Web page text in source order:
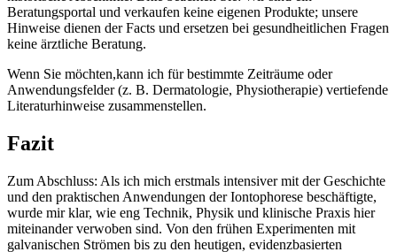
Beratungsportal und verkaufen keine eigenen Produkte; unsere
Hinweise dienen der⁣ Facts‍ und​ ersetzen‍ bei gesundheitlichen ​Fragen
keine ärztliche Beratung.
Wenn Sie möchten,kann ich ⁣für bestimmte Zeiträume oder
Anwendungsfelder (z.‍ B.​ Dermatologie, Physiotherapie) vertiefende
Literaturhinweise zusammenstellen. ⁣
Fazit
Zum ⁣Abschluss: Als ich mich erstmals intensiver mit der​ Geschichte
und den praktischen Anwendungen der Iontophorese beschäftigte,
wurde mir klar, wie eng Technik, Physik und klinische ⁢Praxis ⁢hier
miteinander verwoben​ sind. Von den ⁣frühen Experimenten mit
galvanischen Strömen bis zu den heutigen,⁣ evidenzbasierten